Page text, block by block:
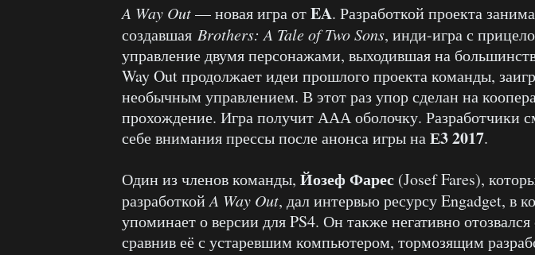
A Way Out— новая игра отEA. Разработкой проекта
создавшая Brothers: A Tale of Two Sons, инди-игра с
управление двумя персонажами, выходившая на
Way Out продолжает идеи прошлого проекта команды,
необычным управлением. В этот раз упор сделан на
прохождение. Игра получит ААА оболочку. Разработчики
себе внимания прессы после анонса игры наЕ3 2017.
Один из членов команды, Йозеф Фарес (Josef Fares),
разработкойA Way Out, дал интервью ресурсу Engadget, в
упоминает о версии для PS4. Он также негативно
сравнив её с устаревшим компьютером, тормозящим